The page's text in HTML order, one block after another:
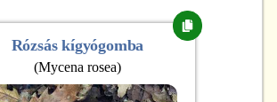
Rózsás kígyógomba
(Mycena rosea)